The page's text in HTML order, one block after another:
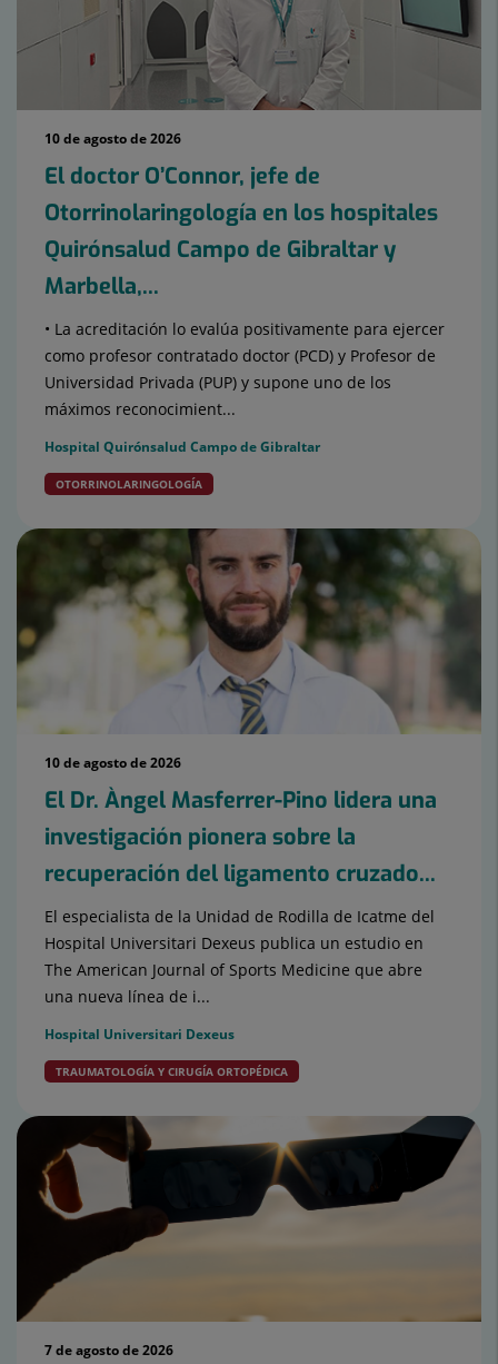
10 de agosto de 2026
El doctor O’Connor, jefe de
Otorrinolaringología en los hospitales
Quirónsalud Campo de Gibraltar y
Marbella,...
• La acreditación lo evalúa positivamente para ejercer
como profesor contratado doctor (PCD) y Profesor de
Universidad Privada (PUP) y supone uno de los
máximos reconocimient...
Hospital Quirónsalud Campo de Gibraltar
OTORRINOLARINGOLOGÍA
10 de agosto de 2026
El Dr. Àngel Masferrer-Pino lidera una
investigación pionera sobre la
recuperación del ligamento cruzado...
El especialista de la Unidad de Rodilla de Icatme del
Hospital Universitari Dexeus publica un estudio en
The American Journal of Sports Medicine que abre
una nueva línea de i...
Hospital Universitari Dexeus
TRAUMATOLOGÍA Y CIRUGÍA ORTOPÉDICA
7 de agosto de 2026